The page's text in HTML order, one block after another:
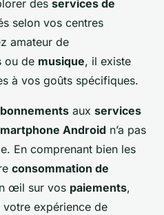
des services de
selon vos centres
amateur de
ou de musique, il existe
à vos goûts spécifiques.
aux services
Android n’a pas
En comprenant bien les
consommation de
œil sur vos paiements,
expérience de